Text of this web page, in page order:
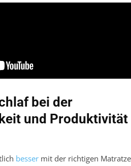
bei der
und Produktivität
besser mit der richtigen